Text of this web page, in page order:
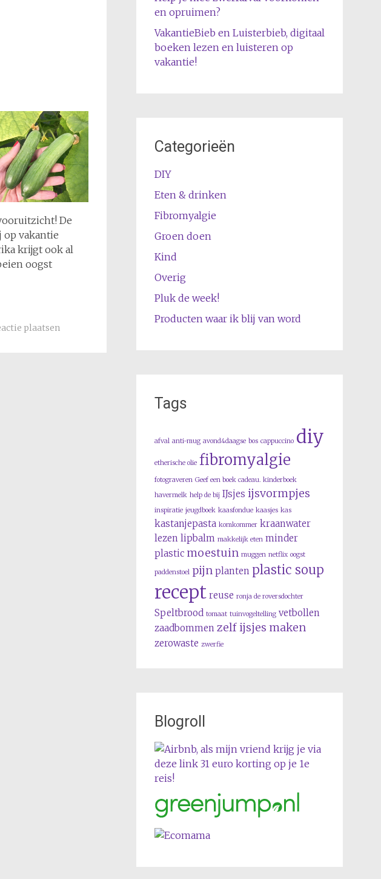
De
op vakantie
krijgt ook al
oogst
plaatsen
en opruimen?
VakantieBieb en Luisterbieb, digitaal
boeken lezen en luisteren op
vakantie!
Categorieën
DIY
Eten & drinken
Fibromyalgie
Groen doen
Kind
Overig
Pluk de week!
Producten waar ik blij van word
Tags
afval anti-mug avond4daagse bos cappuccino diy
etherische olie fibromyalgie
fotograveren Geef een boek cadeau. kinderboek
havermelk help de bij IJsjes ijsvormpjes
inspiratie jeugdboek kaasfondue kaasjes kas
kastanjepasta komkommer kraanwater
lezen lipbalm makkelijk eten minder
plastic moestuin muggen netflix oogst
paddenstoel pijn planten plastic soup
recept reuse ronja de roversdochter
Speltbrood tomaat tuinvogeltelling vetbollen
zaadbommen zelf ijsjes maken
zerowaste zwerfie
Blogroll